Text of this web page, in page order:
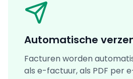
Automatische
Facturen worden
als e-factuur, als PDF per